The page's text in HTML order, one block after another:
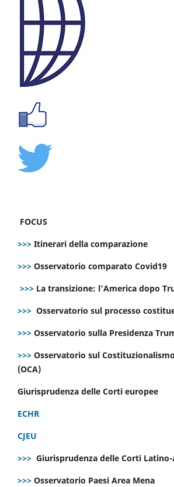
FOCUS
>>> Itinerari della comparazione
>>> Osservatorio comparato Covid19
>>> La transizione: l’America dopo
>>> Osservatorio sul processo
>>> Osservatorio sulla Presidenza
>>> Osservatorio sul
(OCA)
Giurisprudenza delle Corti europee
ECHR
CJEU
>>> Giurisprudenza delle Corti
>>> Osservatorio Paesi Area Mena